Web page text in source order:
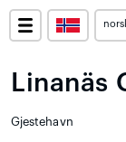
Linanäs
Gjestehavn